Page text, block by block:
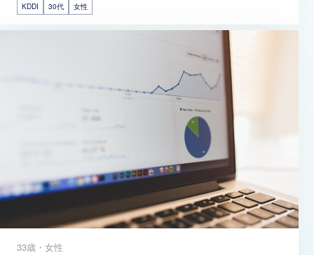
KDDI 30代 女性
33歳・女性